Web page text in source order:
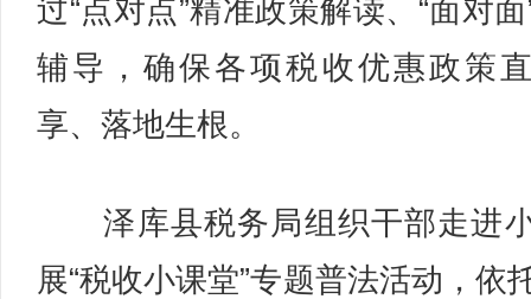
过“点对点”精准政策解读、“面对
辅导，确保各项税收优惠政策
享、落地生根。
泽库县税务局组织干部走进
展“税收小课堂”专题普法活动，依